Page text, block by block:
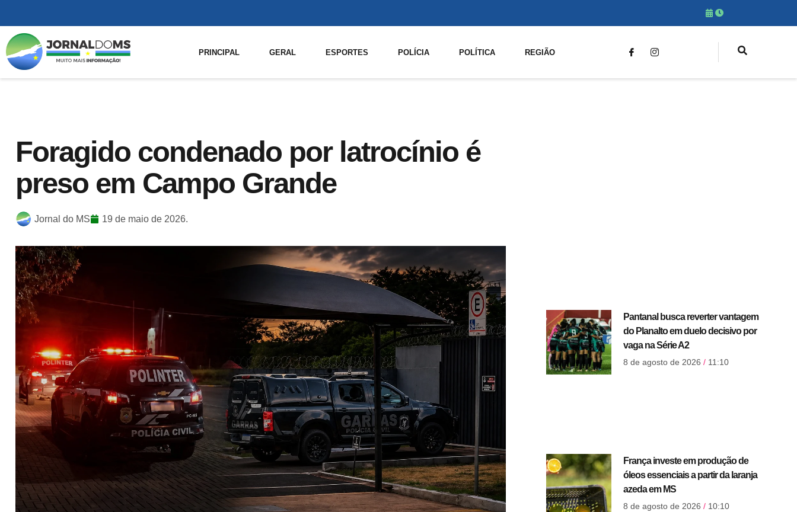
PRINCIPAL GERAL ESPORTES POLÍCIA POLÍTICA REGIÃO
Foragido condenado por latrocínio é
preso em Campo Grande
Jornal do MS 19 de maio de 2026.
Pantanal busca reverter vantagem
do Planalto em duelo decisivo por
vaga na Série A2
8 de agosto de 2026 11:10
França investe em produção de
óleos essenciais a partir da laranja
azeda em MS
8 de agosto de 2026 10:10